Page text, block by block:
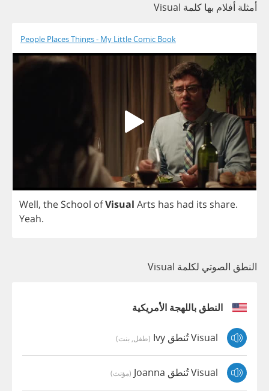
أمثلة أفلام بها كلمة Visual
People Places Things - My Little Comic Book
Well, the School ofVisual Arts has had its share.
Yeah.
النطق الصوتي لكلمة Visual
النطق باللهجة الأمريكية
Visual تُنطق Ivy (طفل, بنت)
Visual تُنطق Joanna (مؤنث)